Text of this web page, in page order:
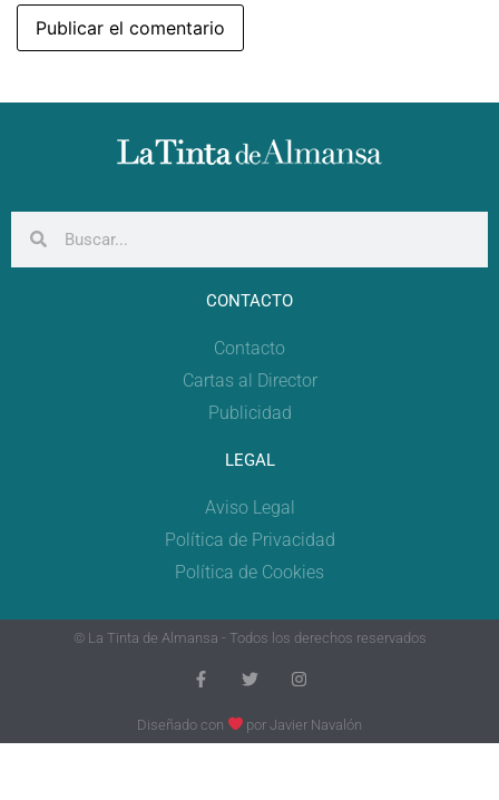
CONTACTO
Contacto
Cartas al Director
Publicidad
LEGAL
Aviso Legal
Política de Privacidad
Política de Cookies
© La Tinta de Almansa - Todos los derechos reservados
Diseñado con porJavier Navalón